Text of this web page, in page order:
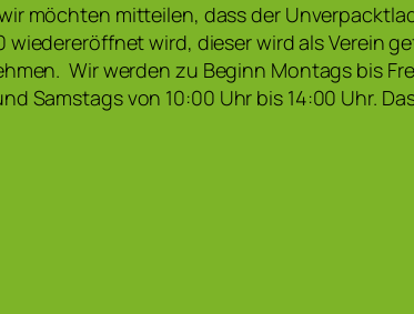
möchten mitteilen, dass der
wiedereröffnet wird, dieser wird als Verein
Wir werden zu Beginn Montags bis
Samstags von 10:00 Uhr bis 14:00 Uhr.